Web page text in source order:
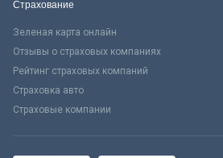
Страхование
Зеленая карта онлайн
Отзывы о страховых компаниях
Рейтинг страховых компаний
Страховка авто
Страховые компании